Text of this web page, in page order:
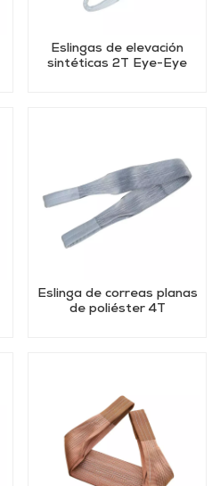
Eslingas de elevación
sintéticas 2T Eye-Eye
Eslinga de correas planas
de poliéster 4T